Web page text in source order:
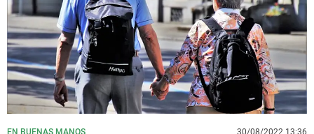
EN BUENAS MANOS 30/08/2022 13:36